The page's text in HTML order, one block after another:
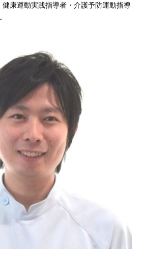
康運動実践指導者・介護予防運動指導